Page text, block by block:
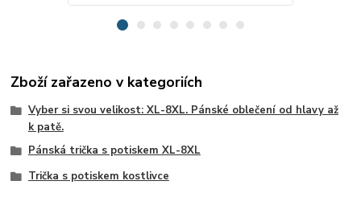
Zboží zařazeno v kategoriích
Vyber si svou velikost: XL-8XL. Pánské oblečení od hlavy až
k patě.
Pánská trička s potiskem XL-8XL
Trička s potiskem kostlivce